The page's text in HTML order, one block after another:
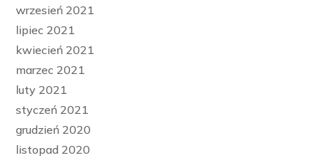
wrzesień 2021
lipiec 2021
kwiecień 2021
marzec 2021
luty 2021
styczeń 2021
grudzień 2020
listopad 2020